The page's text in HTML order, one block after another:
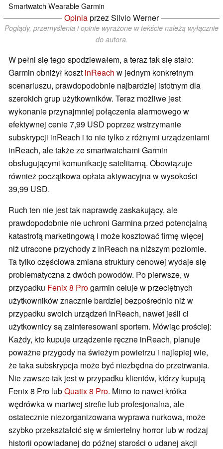
Smartwatch WearableGarmin
Opiniaprzez Silvio Werner
Poglądy, przemyślenia i opinie wyrażone w tekście należą wyłącznie
do autora.
W pełni się tego spodziewałem, a teraz tak się stało:
Garmin obniżył koszt inReach w jednym konkretnym
scenariuszu, prawdopodobnie najbardziej istotnym dla
szerokich grup użytkowników. Teraz możliwe jest
wykonanie przynajmniej połączenia alarmowego w
efektywnej cenie 7,99 USD poprzez wstrzymanie
subskrypcji inReach i to nie tylko z różnymi urządzeniami
inReach, ale także ze smartwatchami Garmin
obsługującymi komunikację satelitarną. Obowiązuje
również początkowa opłata aktywacyjna w wysokości
39,99 USD.
Ruch ten nie jest tak naprawdę zaskakujący, ale
prawdopodobnie nie uchroni Garmina przed potencjalną
katastrofą marketingową i może kosztować firmę więcej
niż utracone przychody z inReach na niższym poziomie.
Ta tylko częściowa zmiana struktury cenowej wydaje się
problematyczna z dwóch powodów. Po pierwsze, w
przypadku Fenix 8 Progarmin celuje w przeciętnych
użytkowników znacznie bardziej bezpośrednio niż w
przypadku swoich urządzeń inReach, nawet jeśli ci
użytkownicy są zainteresowani sportem. Mówiąc prościej:
Każdy, kto kupuje urządzenie ręczne inReach, planuje
poważne przygody na świeżym powietrzu i najlepiej wie,
że taka subskrypcja może być niezbędna do przetrwania.
Nie zawsze tak jest w przypadku klientów, którzy kupują
Fenix 8 Pro lubQuatix 8 Pro. Mimo to nawet krótka
wędrówka w martwej strefie lub profesjonalna, ale
ostatecznie niezorganizowana wyprawa nurkowa, może
szybko przekształcić się w śmiertelny horror lub w rodzaj
historii opowiadanej do późnej starości o udanej akcji